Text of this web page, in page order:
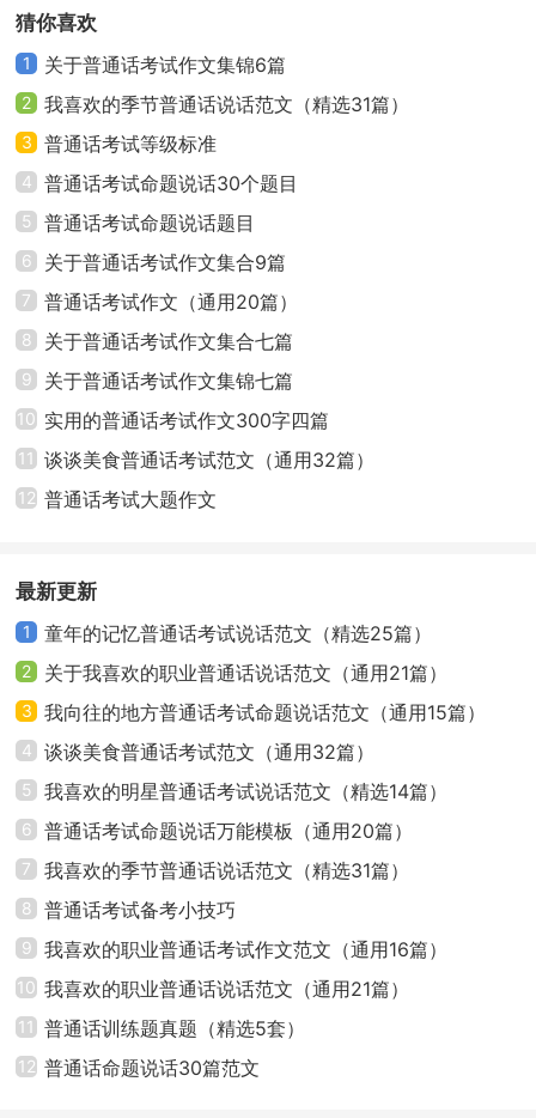
猜你喜欢
1 关于普通话考试作文集锦6篇
2 我喜欢的季节普通话说话范文（精选31篇）
3 普通话考试等级标准
4 普通话考试命题说话30个题目
5 普通话考试命题说话题目
6 关于普通话考试作文集合9篇
7 普通话考试作文（通用20篇）
8 关于普通话考试作文集合七篇
9 关于普通话考试作文集锦七篇
10 实用的普通话考试作文300字四篇
11 谈谈美食普通话考试范文（通用32篇）
12 普通话考试大题作文
最新更新
1 童年的记忆普通话考试说话范文（精选25篇）
2 关于我喜欢的职业普通话说话范文（通用21篇）
3 我向往的地方普通话考试命题说话范文（通用15篇）
4 谈谈美食普通话考试范文（通用32篇）
5 我喜欢的明星普通话考试说话范文（精选14篇）
6 普通话考试命题说话万能模板（通用20篇）
7 我喜欢的季节普通话说话范文（精选31篇）
8 普通话考试备考小技巧
9 我喜欢的职业普通话考试作文范文（通用16篇）
10 我喜欢的职业普通话说话范文（通用21篇）
11 普通话训练题真题（精选5套）
12 普通话命题说话30篇范文